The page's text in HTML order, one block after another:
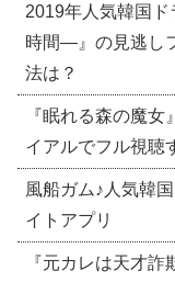
2019年人気韓国
時間―』の見逃し
法は？
『眠れる森の魔
イアルでフル視聴
風船ガム♪人気韓
イトアプリ
『元カレは天才